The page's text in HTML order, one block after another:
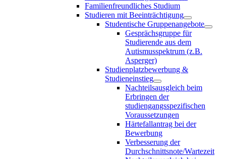
Familienfreundliches Studium
Studieren mit Beeinträchtigung
Studentische Gruppenangebote
Gesprächsgruppe für
Studierende aus dem
Autismusspektrum (z.B.
Asperger)
Studienplatzbewerbung &
Studieneinstieg
Nachteilsausgleich beim
Erbringen der
studiengangsspezifischen
Voraussetzungen
Härtefallantrag bei der
Bewerbung
Verbesserung der
Durchschnittsnote/Wartezeit